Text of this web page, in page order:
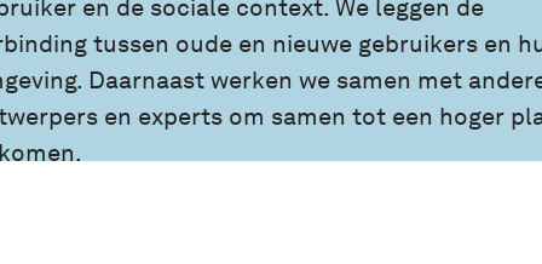
en de sociale context. We leggen de
tussen oude en nieuwe gebruikers en
Daarnaast werken we samen met
en experts om samen tot een hoger